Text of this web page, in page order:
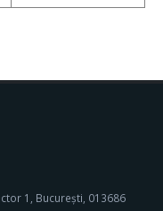
1, București, 013686